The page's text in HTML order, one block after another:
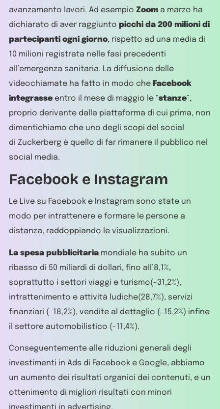
avanzamento lavori. Ad esempio Zoom a marzo ha
dichiarato di aver raggiunto picchi da 200 milioni di
partecipanti ogni giorno, rispetto ad una media di
10 milioni registrata nelle fasi precedenti
all’emergenza sanitaria. La diffusione delle
videochiamate ha fatto in modo che Facebook
integrasse entro il mese di maggio le “stanze”,
proprio derivante dalla piattaforma di cui prima, non
dimentichiamo che uno degli scopi del social
di Zuckerberg è quello di far rimanere il pubblico nel
social media.
Facebook e Instagram
Le Live su Facebook e Instagram sono state un
modo per intrattenere e formare le persone a
distanza, raddoppiando le visualizzazioni.
La spesa pubblicitaria mondiale ha subito un
ribasso di 50 miliardi di dollari, fino all’8,1%,
soprattutto i settori viaggi e turismo(-31,2%),
intrattenimento e attività ludiche(28,7%), servizi
finanziari (-18,2%), vendite al dettaglio (-15,2%) infine
il settore automobilistico (-11,4%).
Conseguentemente alle riduzioni generali degli
investimenti in Ads di Facebook e Google, abbiamo
un aumento dei risultati organici dei contenuti, e un
ottenimento di migliori risultati con minori